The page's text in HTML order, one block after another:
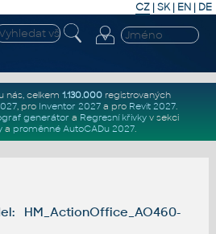
CZ | SK| EN | DE
nás, celkem 1.130.000registrovaných
, pro Inventor 2027a pro Revit 2027.
generátor a Regresní křivkyv sekci
a proměnné AutoCADu 2027.
HM_ActionOffice_AO460-